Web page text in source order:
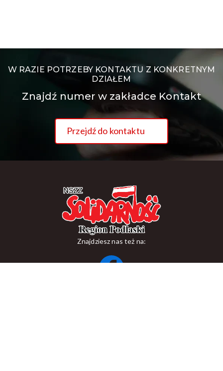
W RAZIE POTRZEBY KONTAKTU Z KONKRETNYM
DZIAŁEM
Znajdź numer w zakładce Kontakt
Przejdź do kontaktu
Znajdziesz nas też na: